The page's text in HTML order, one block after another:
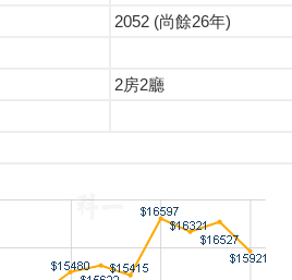
2052 (尚餘26年)
2房2廳